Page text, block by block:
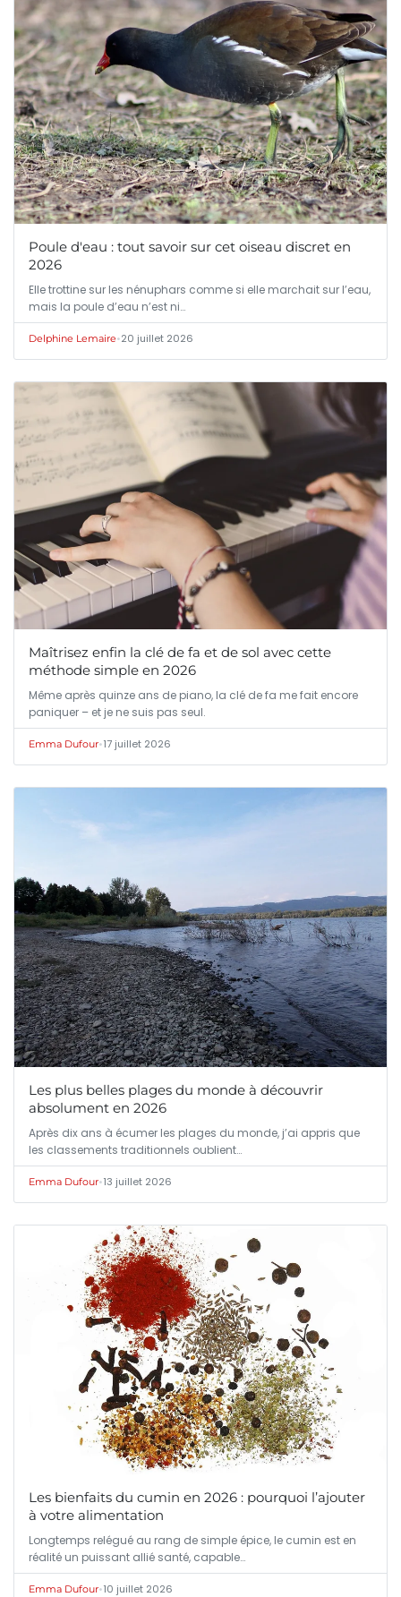
Poule d'eau : tout savoir sur cet oiseau discret en
2026
Elle trottine sur les nénuphars comme si elle marchait sur l’eau,
mais la poule d’eau n’est ni…
Delphine Lemaire•20 juillet 2026
Maîtrisez enfin la clé de fa et de sol avec cette
méthode simple en 2026
Même après quinze ans de piano, la clé de fa me fait encore
paniquer – et je ne suis pas seul.
Emma Dufour•17 juillet 2026
Les plus belles plages du monde à découvrir
absolument en 2026
Après dix ans à écumer les plages du monde, j’ai appris que
les classements traditionnels oublient…
Emma Dufour•13 juillet 2026
Les bienfaits du cumin en 2026 : pourquoi l’ajouter
à votre alimentation
Longtemps relégué au rang de simple épice, le cumin est en
réalité un puissant allié santé, capable…
Emma Dufour•10 juillet 2026